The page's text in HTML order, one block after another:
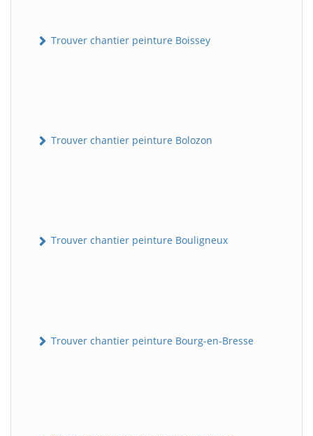
Trouver chantier peinture Boissey
Trouver chantier peinture Bolozon
Trouver chantier peinture Bouligneux
Trouver chantier peinture Bourg-en-Bresse